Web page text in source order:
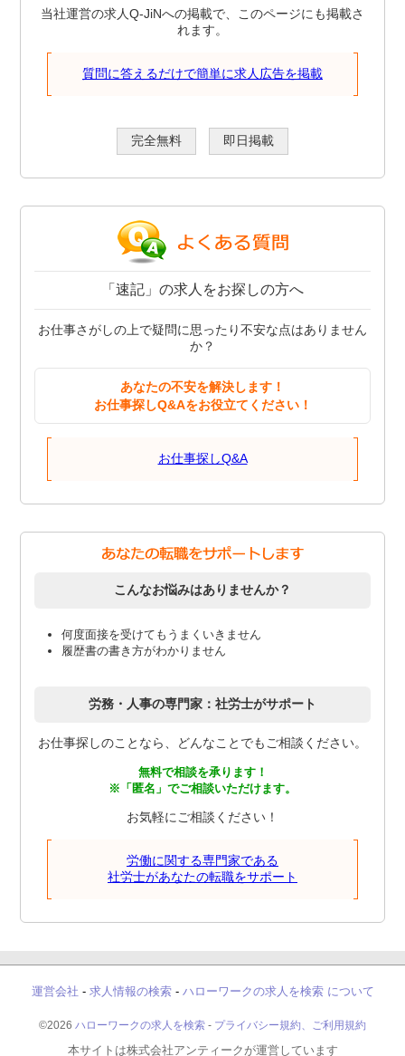
当社運営の求人Q-JiNへの掲載で、このページにも掲載さ
れます。
質問に答えるだけで簡単に求人広告を掲載
完全無料 即日掲載
「速記」の求人をお探しの方へ
お仕事さがしの上で疑問に思ったり不安な点はありません
か？
あなたの不安を解決します！
お仕事探しQ&Aをお役立てください！
お仕事探しQ&A
こんなお悩みはありませんか？
何度面接を受けてもうまくいきません
履歴書の書き方がわかりません
労務・人事の専門家：社労士がサポート
お仕事探しのことなら、どんなことでもご相談ください。
無料で相談を承ります！
※「匿名」でご相談いただけます。
お気軽にご相談ください！
労働に関する専門家である
社労士があなたの転職をサポート
運営会社 - 求人情報の検索- ハローワークの求人を検索 について
©2026 ハローワークの求人を検索 - プライバシー規約、ご利用規約
本サイトは株式会社アンティークが運営しています